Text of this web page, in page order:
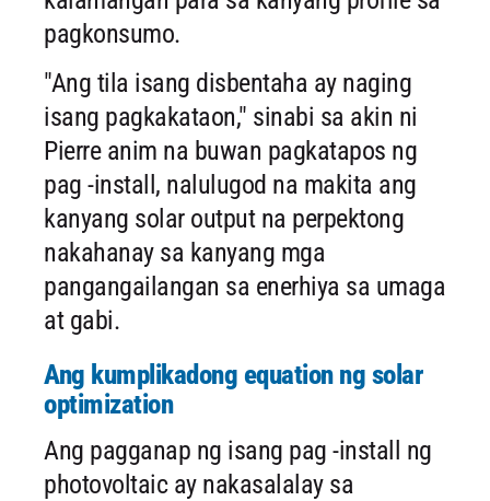
pagkonsumo.
"Ang tila isang disbentaha ay naging
isang pagkakataon," sinabi sa akin ni
Pierre anim na buwan pagkatapos ng
pag -install, nalulugod na makita ang
kanyang solar output na perpektong
nakahanay sa kanyang mga
pangangailangan sa enerhiya sa umaga
at gabi.
Ang kumplikadong equation ng solar
optimization
Ang pagganap ng isang pag -install ng
photovoltaic ay nakasalalay sa